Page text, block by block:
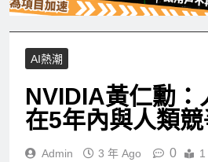
AI熱潮
NVIDIA黃仁勳：
在5年內與人類
Admin 3 年 Ago 0